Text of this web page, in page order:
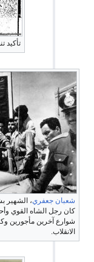
تأكيد
شعبان جعفري، الشهير
كان رجل الشاه القوي
شوارع آخرين مأجورين
الانقلاب.